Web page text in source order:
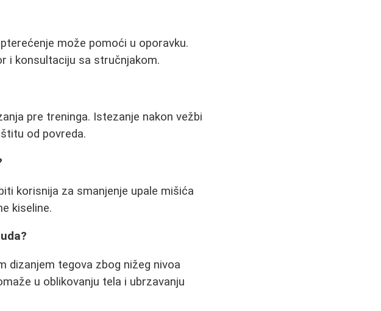
može pomoći u oporavku.
i konsultaciju sa stručnjakom.
pre treninga. Istezanje nakon vežbi
od povreda.
korisnija za smanjenje upale mišića
kiseline.
dizanjem tegova zbog nižeg nivoa
u oblikovanju tela i ubrzavanju